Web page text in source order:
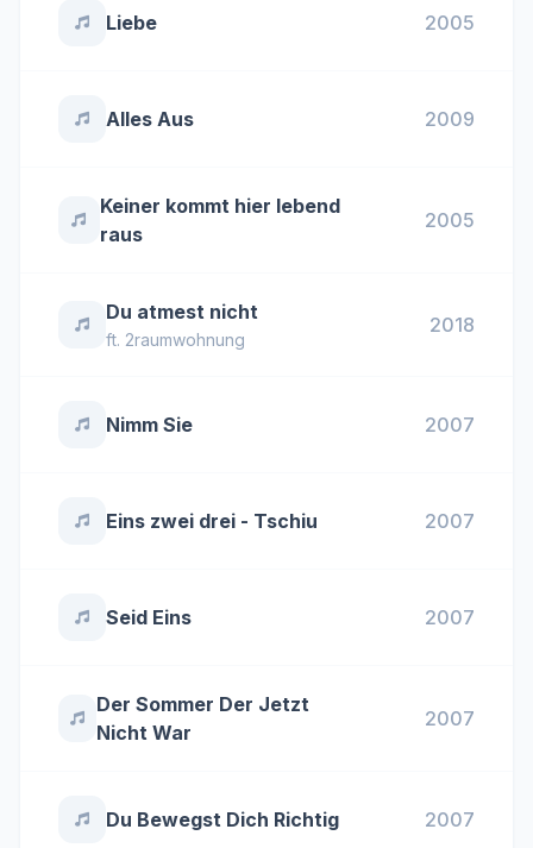
Liebe 2005
Alles Aus 2009
Keiner kommt hier lebend
raus
2005
Du atmest nicht
ft. 2raumwohnung
2018
Nimm Sie 2007
Eins zwei drei - Tschiu 2007
Seid Eins 2007
Der Sommer Der Jetzt
Nicht War
2007
Du Bewegst Dich Richtig 2007